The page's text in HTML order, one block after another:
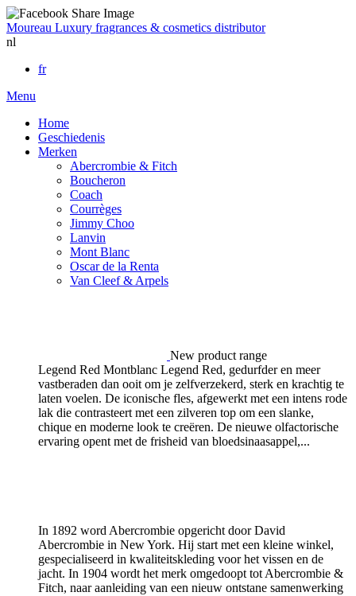
Moureau Luxury fragrances & cosmetics distributor
nl
fr
Menu
Home
Geschiedenis
Merken
Abercrombie & Fitch
Boucheron
Coach
Courrèges
Jimmy Choo
Lanvin
Mont Blanc
Oscar de la Renta
Van Cleef & Arpels
New product range
Legend Red Montblanc Legend Red, gedurfder en meer
vastberaden dan ooit om je zelfverzekerd, sterk en krachtig te
laten voelen. De iconische fles, afgewerkt met een intens rode
lak die contrasteert met een zilveren top om een slanke,
chique en moderne look te creëren. De nieuwe olfactorische
ervaring opent met de frisheid van bloedsinaasappel,...
In 1892 word Abercrombie opgericht door David
Abercrombie in New York. Hij start met een kleine winkel,
gespecialiseerd in kwaliteitskleding voor het vissen en de
jacht. In 1904 wordt het merk omgedoopt tot Abercrombie &
Fitch, naar aanleiding van een nieuw ontstane samenwerking